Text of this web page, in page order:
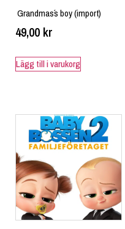
Grandmas´s boy (import)
49,00 kr
Lägg till i varukorg